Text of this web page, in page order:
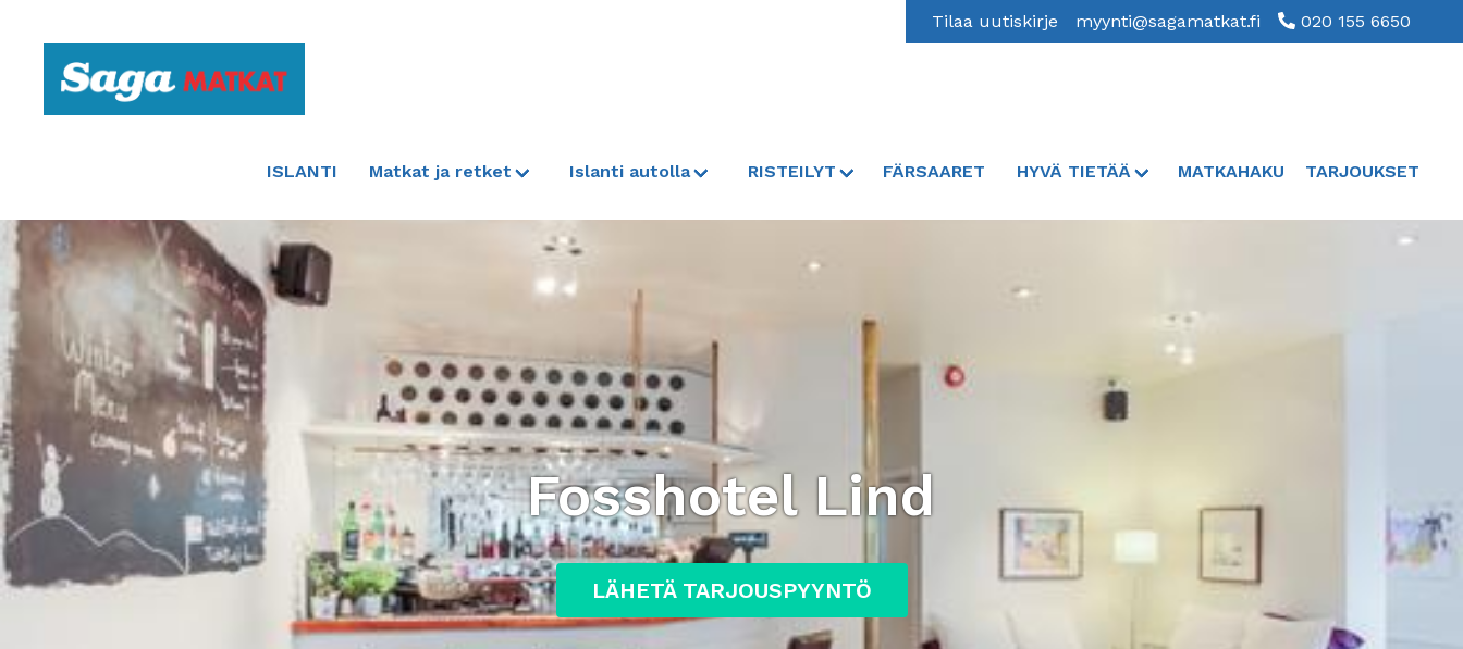
Tilaa uutiskirje myynti@sagamatkat.fi 020 155 6650
Etusivulle
ISLANTI Matkat ja retket Islanti autolla RISTEILYT FÄRSAARET HYVÄ TIETÄÄ MATKAHAKU TARJOUKSET
Fosshotel Lind
LÄHETÄ TARJOUSPYYNTÖ